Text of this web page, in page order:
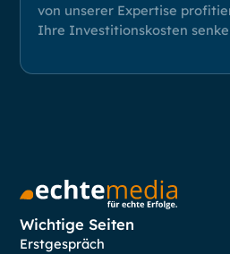
von unserer Expertise
Ihre Investitionskosten
Wichtige Seiten
Erstgespräch